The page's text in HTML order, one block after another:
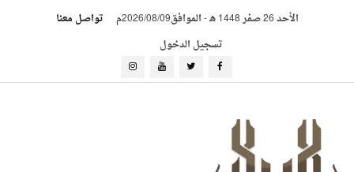
الأحد 26 صفر 1448 هـ -الموافق2026/08/09م
تواصل معنا
تسجيل الدخول